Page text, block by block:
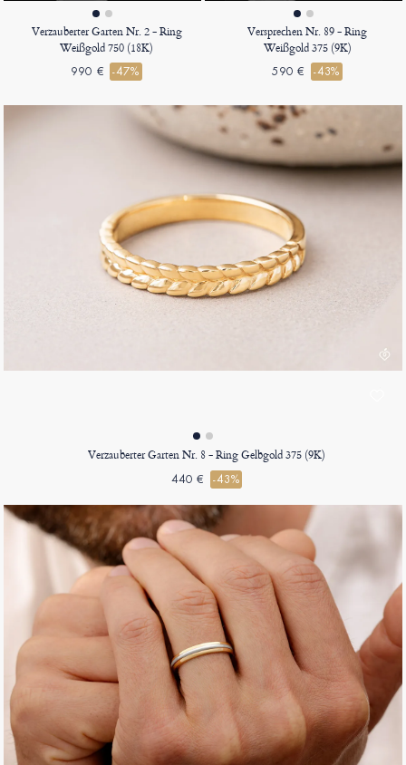
Verzauberter Garten Nr. 2 - Ring
Weißgold 750 (18K)
990 € -47%
Versprechen Nr. 89 - Ring
Weißgold 375 (9K)
590 € -43%
Verzauberter Garten Nr. 8 - Ring Gelbgold 375 (9K)
440 € -43%